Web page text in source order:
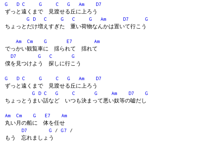
G D C G C G Am
D7
ずっと遠くまで 見渡せる丘に上ろう
G
D C G C G Am D7
G
ちょっとだけ増えすぎた 重い荷物なんかは置いて行こう
Am Cm G E7
Am
でっかい観覧車に 揺られて 揺れて
D7
G C
G
僕を見つけよう 探しに行こう
G D C G C G Am
D7
ずっと遠くまで 見渡せる丘に上ろう
G
D C G C G Am D7
G
ちょっとうまい話など いつも決まって悪い奴等の嘘だし
Am Cm G E7
Am
丸い月の船に 体を任せ
D7
G / G7 /
もう 忘れましょう